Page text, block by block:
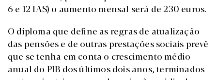
6 e 12 IAS) o aumento mensal será de 230 euros.
O diploma que define as regras de atualização
das pensões e de outras prestações sociais prevê
que se tenha em conta o crescimento médio
anual do PIB dos últimos dois anos, terminados